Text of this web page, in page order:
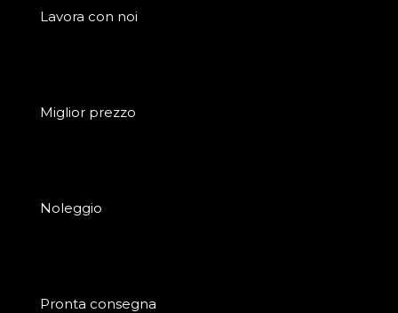
Lavora con noi
Miglior prezzo
Noleggio
Pronta consegna